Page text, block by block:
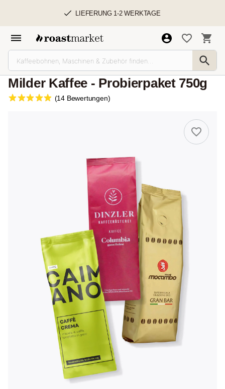
LIEFERUNG 1-2 WERKTAGE
Milder Kaffee - Probierpaket 750g
(14 Bewertungen)